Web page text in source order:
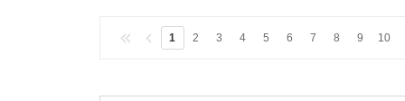
1 2 3 4 5 6 7 8 9 10